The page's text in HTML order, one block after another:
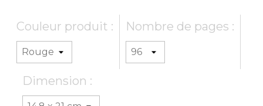
Couleur produit : Nombre de pages :
Dimension :